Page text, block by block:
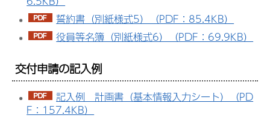
誓約書（別紙様式5）（PDF：85.4KB）
役員等名簿（別紙様式6）（PDF：69.9KB）
交付申請の記入例
記入例 計画書（基本情報入力シート）（PD
F：157.4KB）